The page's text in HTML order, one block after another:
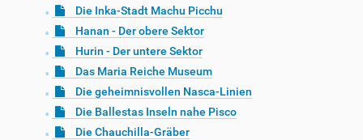
Die Inka-Stadt Machu Picchu
Hanan - Der obere Sektor
Hurin - Der untere Sektor
Das Maria Reiche Museum
Die geheimnisvollen Nasca-Linien
Die Ballestas Inseln nahe Pisco
Die Chauchilla-Gräber